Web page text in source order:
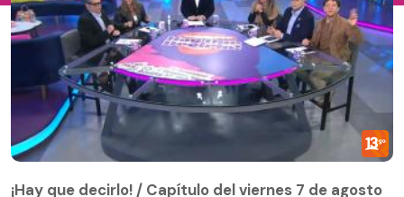
¡Hay que decirlo! / Capítulo del viernes 7 de agosto